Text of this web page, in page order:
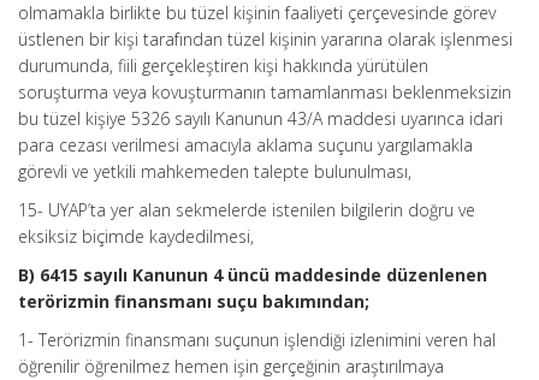
olmamakla birlikte bu tüzel kişinin faaliyeti çerçevesinde görev
üstlenen bir kişi tarafından tüzel kişinin yararına olarak işlenmesi
durumunda, fiili gerçekleştiren kişi hakkında yürütülen
soruşturma veya kovuşturmanın tamamlanması beklenmeksizin
bu tüzel kişiye 5326 sayılı Kanunun 43/A maddesi uyarınca idari
para cezası verilmesi amacıyla aklama suçunu yargılamakla
görevli ve yetkili mahkemeden talepte bulunulması,
15- UYAP’ta yer alan sekmelerde istenilen bilgilerin doğru ve
eksiksiz biçimde kaydedilmesi,
B) 6415 sayılı Kanunun 4 üncü maddesinde düzenlenen
terörizmin finansmanı suçu bakımından;
1- Terörizmin finansmanı suçunun işlendiği izlenimini veren hal
öğrenilir öğrenilmez hemen işin gerçeğinin araştırılmaya